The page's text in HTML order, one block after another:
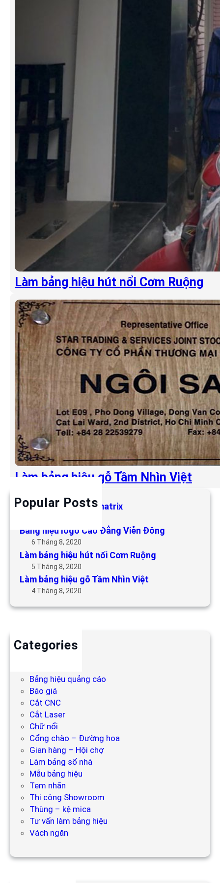
Làm bảng hiệu hút nổi Cơm Ruộng
Làm bảng hiệu gỗ Tầm Nhìn Việt
Popular Posts
Làm bảng hiệu LED matrix
Bảng hiệu logo Cao Đẳng Viễn Đông
6 Tháng 8, 2020
Làm bảng hiệu hút nổi Cơm Ruộng
5 Tháng 8, 2020
Làm bảng hiệu gỗ Tầm Nhìn Việt
4 Tháng 8, 2020
Categories
Bảng hiệu quảng cáo
Báo giá
Cắt CNC
Cắt Laser
Chữ nổi
Cổng chào – Đường hoa
Gian hàng – Hội chợ
Làm bảng số nhà
Mẫu bảng hiệu
Tem nhãn
Thi công Showroom
Thùng – kệ mica
Tư vấn làm bảng hiệu
Vách ngăn